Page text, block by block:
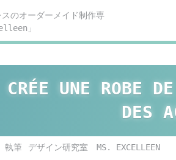
UNE ROBE
DES
デザイン研究室 MS. EXCELLEEN